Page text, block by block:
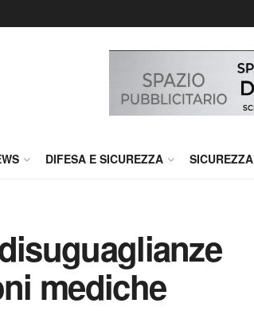
DIFESA E SICUREZZA SICUREZZA
mediche